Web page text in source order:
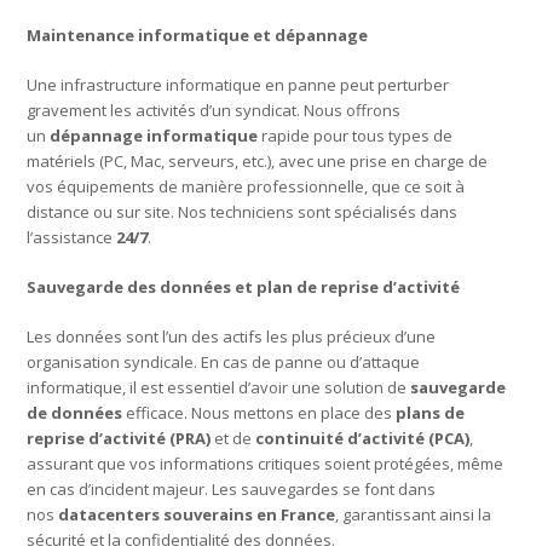
Maintenance informatique et dépannage
Une infrastructure informatique en panne peut perturber
gravement les activités d’un syndicat. Nous offrons
un dépannage informatique rapide pour tous types de
matériels (PC, Mac, serveurs, etc.), avec une prise en charge de
vos équipements de manière professionnelle, que ce soit à
distance ou sur site. Nos techniciens sont spécialisés dans
l’assistance 24/7.
Sauvegarde des données et plan de reprise d’activité
Les données sont l’un des actifs les plus précieux d’une
organisation syndicale. En cas de panne ou d’attaque
informatique, il est essentiel d’avoir une solution de sauvegarde
de données efficace. Nous mettons en place des plans de
reprise d’activité (PRA) et de continuité d’activité (PCA),
assurant que vos informations critiques soient protégées, même
en cas d’incident majeur. Les sauvegardes se font dans
nos datacenters souverains en France, garantissant ainsi la
sécurité et la confidentialité des données.